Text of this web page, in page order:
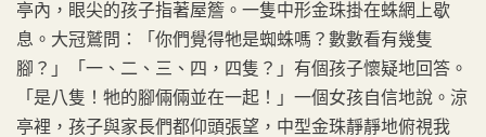
亭內，眼尖的孩子指著屋簷。一隻中形金珠掛在蛛網上歇
息。大冠鷲問：「你們覺得牠是蜘蛛嗎？數數看有幾隻
腳？」「一、二、三、四，四隻？」有個孩子懷疑地回答。
「是八隻！牠的腳倆倆並在一起！」一個女孩自信地說。涼
亭裡，孩子與家長們都仰頭張望，中型金珠靜靜地俯視我